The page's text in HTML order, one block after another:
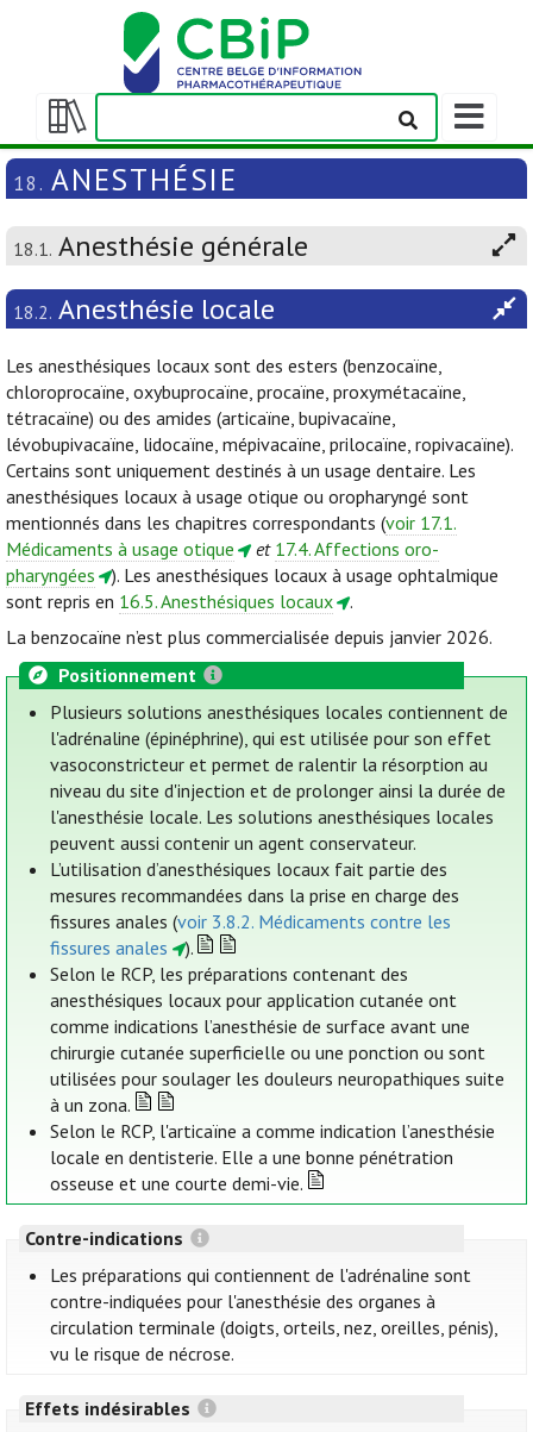
Afficher/masquer
la
table
matières
Afficher/
la
barre
navigation
18. ANESTHÉSIE
18.1. Anesthésie générale
18.2. Anesthésie locale
Les anesthésiques locaux sont des esters (benzocaïne,
chloroprocaïne, oxybuprocaïne, procaïne, proxymétacaïne,
tétracaïne) ou des amides (articaïne, bupivacaïne,
lévobupivacaïne, lidocaïne, mépivacaïne, prilocaïne, ropivacaïne).
Certains sont uniquement destinés à un usage dentaire. Les
anesthésiques locaux à usage otique ou oropharyngé sont
mentionnés dans les chapitres correspondants (voir 17.1.
Médicaments à usage otique
et 17.4. Affections oro-
pharyngées
). Les anesthésiques locaux à usage ophtalmique
sont repris en 16.5. Anesthésiques locaux
.
La benzocaïne n’est plus commercialisée depuis janvier 2026.
Positionnement
Plusieurs solutions anesthésiques locales contiennent de
l'adrénaline (épinéphrine), qui est utilisée pour son effet
vasoconstricteur et permet de ralentir la résorption au
niveau du site d'injection et de prolonger ainsi la durée de
l'anesthésie locale. Les solutions anesthésiques locales
peuvent aussi contenir un agent conservateur.
L’utilisation d’anesthésiques locaux fait partie des
mesures recommandées dans la prise en charge des
fissures anales (voir 3.8.2. Médicaments contre les
fissures anales
).
Selon le RCP, les préparations contenant des
anesthésiques locaux pour application cutanée ont
comme indications l’anesthésie de surface avant une
chirurgie cutanée superficielle ou une ponction ou sont
utilisées pour soulager les douleurs neuropathiques suite
à un zona.
Selon le RCP, l'articaïne a comme indication l’anesthésie
locale en dentisterie. Elle a une bonne pénétration
osseuse et une courte demi-vie.
Contre-indications
Les préparations qui contiennent de l'adrénaline sont
contre-indiquées pour l'anesthésie des organes à
circulation terminale (doigts, orteils, nez, oreilles, pénis),
vu le risque de nécrose.
Effets indésirables